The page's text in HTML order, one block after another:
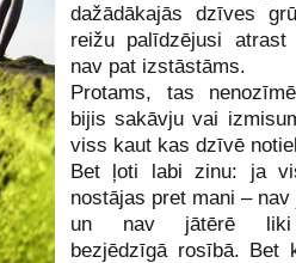
dažādākajās dzīves
reižu palīdzējusi
nav pat izstāstāms.
Protams, tas
bijis sakāvju vai
viss kaut kas dzīvē
Bet ļoti labi zinu: ja
nostājas pret mani –
un nav jātērē liki
bezjēdzīgā rosībā. Bet